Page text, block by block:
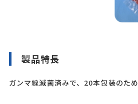
製品特長
ガンマ線滅菌済みで、20本包装のた